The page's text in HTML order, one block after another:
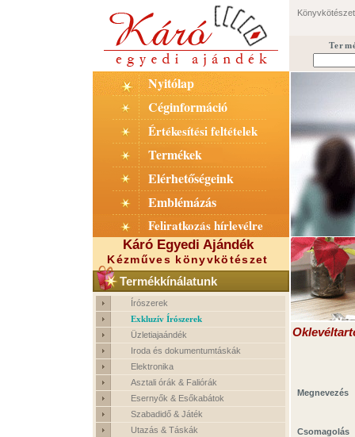
Nyitólap
Céginformáció
Értékesítési feltételek
Termékek
Elérhetőségeink
Emblémázás
Feliratkozás hírlevélre
Káró Egyedi Ajándék
Kézműves könyvkötészet
Termékkínálatunk
Írószerek
Exkluzív Írószerek
Üzletiajaándék
Iroda és dokumentumtáskák
Elektronika
Asztali órák & Faliórák
Esernyők & Esőkabátok
Szabadidő & Játék
Utazás & Táskák
Megnevezés
Csomagolás